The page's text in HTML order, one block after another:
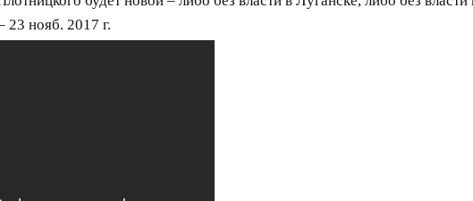
23 нояб. 2017 г.